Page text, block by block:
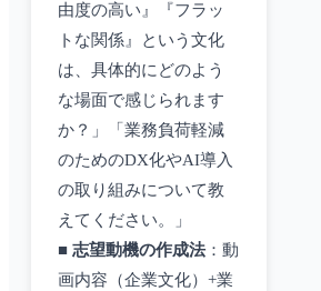
由度の高い』『フラッ
トな関係』という文化
は、具体的にどのよう
な場面で感じられます
か？」「業務負荷軽減
のためのDX化やAI導入
の取り組みについて教
えてください。」
■ 志望動機の作成法：動
画内容（企業文化）+業